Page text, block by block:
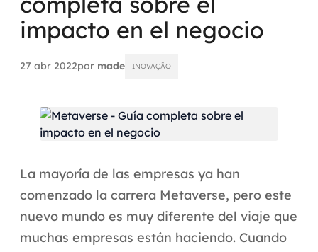
AI / Machine Learning
IA Generativa
Aceleradores de IA
Automação inteligente
Integração de IA
RPA e hiperautomação
Projetos
impacto en el negocio
27 abr 2022por made INOVAÇÃO
La mayoría de las empresas ya han
comenzado la carrera Metaverse, pero este
nuevo mundo es muy diferente del viaje que
muchas empresas están haciendo. Cuando